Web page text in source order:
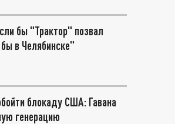
бы "Трактор" позвал
в Челябинске"
блокаду США: Гавана
генерацию